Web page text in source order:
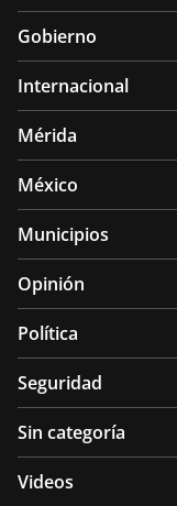
Gobierno
Internacional
Mérida
México
Municipios
Opinión
Política
Seguridad
Sin categoría
Videos